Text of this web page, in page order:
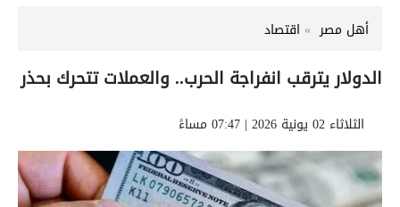
أهل مصر اقتصاد
الدولار يترقب انفراجة الحرب.. والعملات تتحرك بحذر
الثلاثاء 02 يونية 2026 | 07:47 مساءً